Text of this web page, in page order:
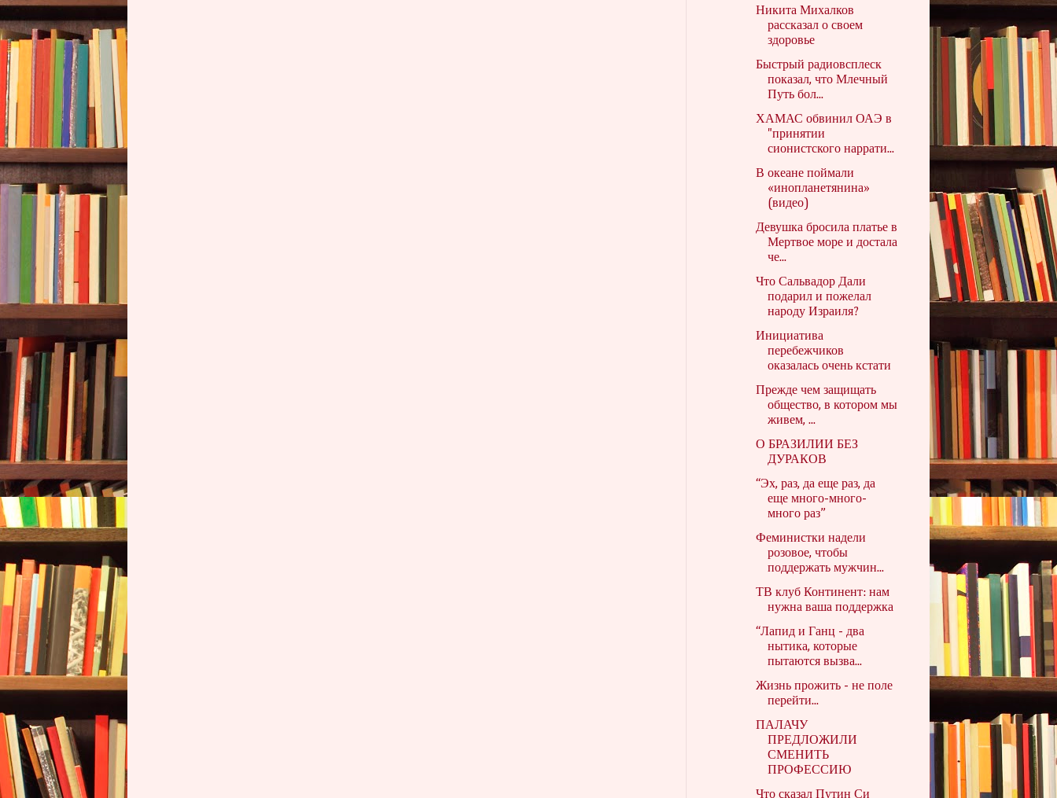
Никита Михалков
рассказал о своем
здоровье
Быстрый радиовсплеск
показал, что Млечный
Путь бол...
ХАМАС обвинил ОАЭ в
"принятии
сионистского наррати...
В океане поймали
«инопланетянина»
(видео)
Девушка бросила платье в
Мертвое море и достала
че...
Что Сальвадор Дали
подарил и пожелал
народу Израиля?
Инициатива
перебежчиков
оказалась очень кстати
Прежде чем защищать
общество, в котором мы
живем, ...
О БРАЗИЛИИ БЕЗ
ДУРАКОВ
“Эх, раз, да еще раз, да
еще много-много-
много раз”
Феминистки надели
розовое, чтобы
поддержать мужчин...
ТВ клуб Континент: нам
нужна ваша поддержка
“Лапид и Ганц - два
нытика, которые
пытаются вызва...
Жизнь прожить - не поле
перейти...
ПАЛАЧУ
ПРЕДЛОЖИЛИ
СМЕНИТЬ
ПРОФЕССИЮ
Что сказал Путин Си